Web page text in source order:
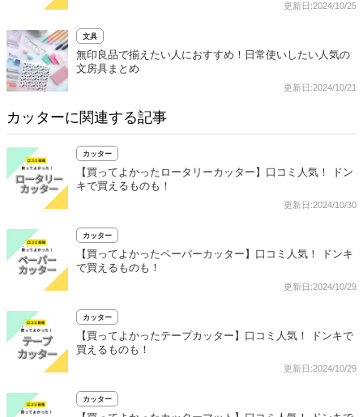
更新日:2024/10/25
文具
無印良品で揃えたい人におすすめ！日常使いしたい人気の
文房具まとめ
更新日:2024/10/21
カッターに関連する記事
カッター
【買ってよかったロータリーカッター】口コミ人気！ ドン
キで買えるものも！
更新日:2024/10/30
カッター
【買ってよかったペーパーカッター】口コミ人気！ ドンキ
で買えるものも！
更新日:2024/10/29
カッター
【買ってよかったテープカッター】口コミ人気！ ドンキで
買えるものも！
更新日:2024/10/29
カッター